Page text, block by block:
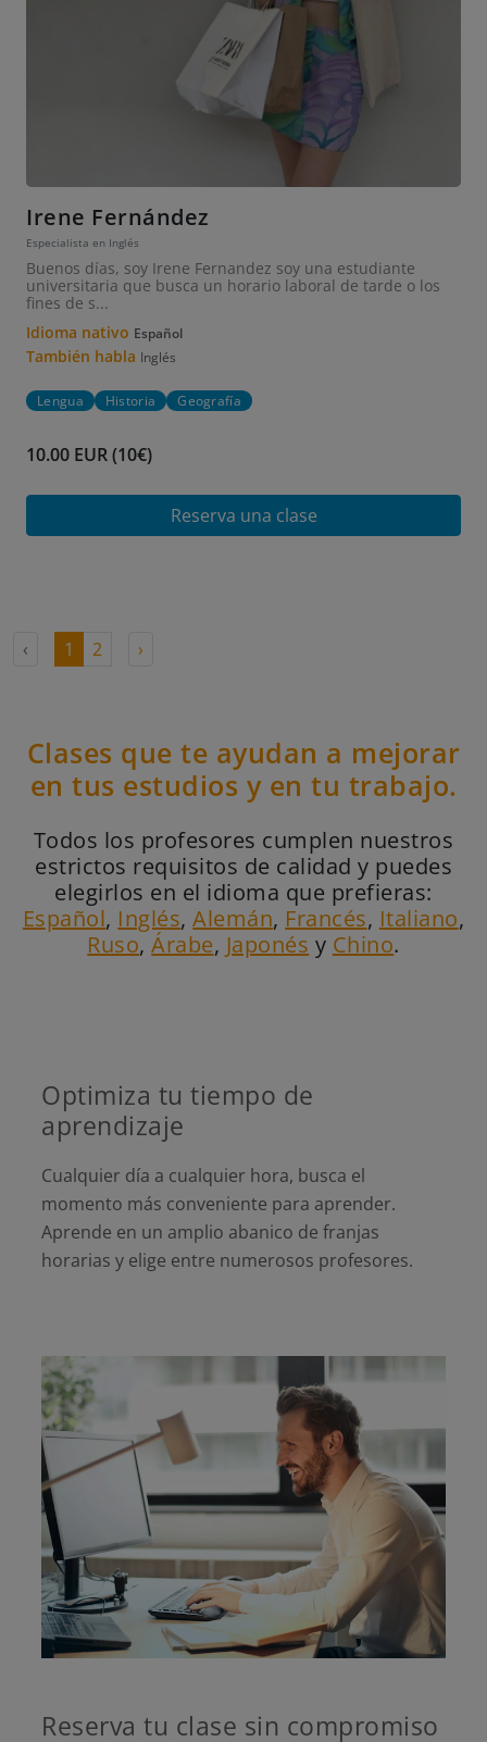
Irene Fernández
Especialista en Inglés
Buenos días, soy Irene Fernandez soy una estudiante
universitaria que busca un horario laboral de tarde o los
fines de s...
Idioma nativo Español
También habla Inglés
Lengua Historia Geografía
10.00 EUR (10€)
Reserva una clase
‹ 1 2 ›
Clases que te ayudan a mejorar
en tus estudios y en tu trabajo.
Todos los profesores cumplen nuestros
estrictos requisitos de calidad y puedes
elegirlos en el idioma que prefieras:
Español, Inglés,Alemán, Francés, Italiano,
Ruso,Árabe, Japonés y Chino.
Optimiza tu tiempo de
aprendizaje
Cualquier día a cualquier hora, busca el
momento más conveniente para aprender.
Aprende en un amplio abanico de franjas
horarias y elige entre numerosos profesores.
Reserva tu clase sin compromiso